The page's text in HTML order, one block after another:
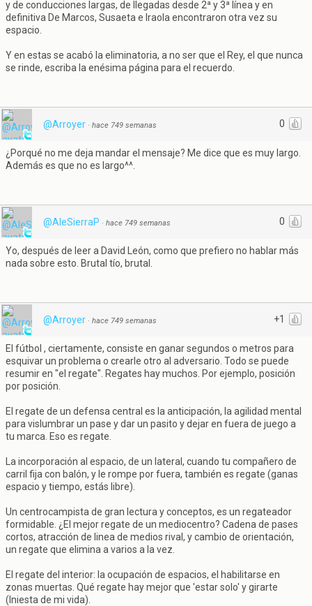
y de conducciones largas, de llegadas desde 2ª y 3ª línea y en
definitiva De Marcos, Susaeta e Iraola encontraron otra vez su
espacio.
Y en estas se acabó la eliminatoria, a no ser que el Rey, el que nunca
se rinde, escriba la enésima página para el recuerdo.
0
@Arroyer · hace 749 semanas
¿Porqué no me deja mandar el mensaje? Me dice que es muy largo.
Además es que no es largo^^.
0
@AleSierraP · hace 749 semanas
Yo, después de leer a David León, como que prefiero no hablar más
nada sobre esto. Brutal tío, brutal.
+1
@Arroyer · hace 749 semanas
El fútbol , ciertamente, consiste en ganar segundos o metros para
esquivar un problema o crearle otro al adversario. Todo se puede
resumir en "el regate". Regates hay muchos. Por ejemplo, posición
por posición.
El regate de un defensa central es la anticipación, la agilidad mental
para vislumbrar un pase y dar un pasito y dejar en fuera de juego a
tu marca. Eso es regate.
La incorporación al espacio, de un lateral, cuando tu compañero de
carril fija con balón, y le rompe por fuera, también es regate (ganas
espacio y tiempo, estás libre).
Un centrocampista de gran lectura y conceptos, es un regateador
formidable. ¿El mejor regate de un mediocentro? Cadena de pases
cortos, atracción de linea de medios rival, y cambio de orientación,
un regate que elimina a varios a la vez.
El regate del interior: la ocupación de espacios, el habilitarse en
zonas muertas. Qué regate hay mejor que 'estar solo' y girarte
(Iniesta de mi vida).